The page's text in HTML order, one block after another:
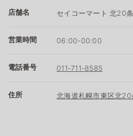
店舗名 セイコーマート 北20
営業時間 06:00-00:00
電話番号 011-711-8585
住所 北海道札幌市東区北20